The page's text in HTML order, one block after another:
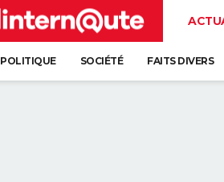
POLITIQUE SOCIÉTÉ FAITS DIVERS